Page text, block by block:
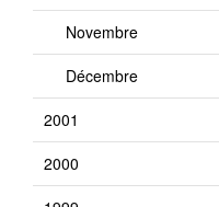
Novembre
Décembre
2001
2000